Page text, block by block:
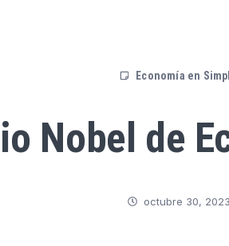
Economía en
Nobel de
octubre 30, 2023